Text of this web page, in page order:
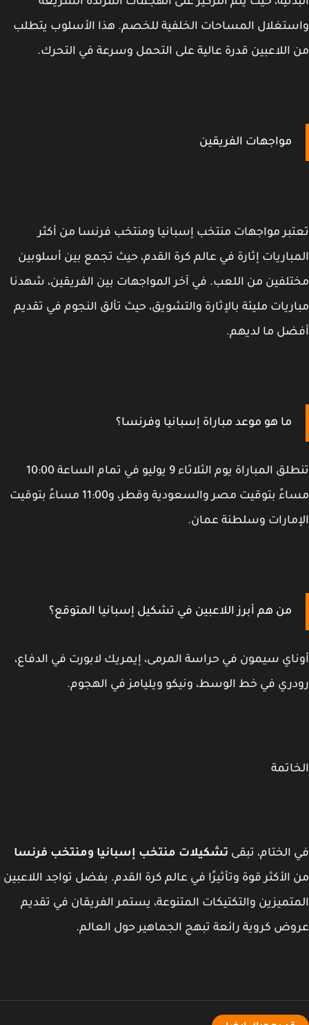
المساحات الخلفية للخصم. هذا الأسلوب يتطلب
اللاعبين قدرة عالية على التحمل وسرعة في التحرك.
مواجهات الفريقين
مواجهات منتخب إسبانيا ومنتخب فرنسا من أكثر
إثارة في عالم كرة القدم، حيث تجمع بين أسلوبين
من اللعب. في آخر المواجهات بين الفريقين، شهدنا
مليئة بالإثارة والتشويق، حيث تألق النجوم في تقديم
ما لديهم.
ما هو موعد مباراة إسبانيا وفرنسا؟
تنطلق المباراة يوم الثلاثاء 9 يوليو في تمام الساعة 10:00
مساءً بتوقيت مصر والسعودية وقطر، و11:00 مساءً بتوقيت
وسلطنة عمان.
من هم أبرز اللاعبين في تشكيل إسبانيا المتوقع؟
سيمون في حراسة المرمى، إيمريك لابورت في الدفاع،
في خط الوسط، ونيكو ويليامز في الهجوم.
تبقىتشكيلات منتخب إسبانيا ومنتخب فرنسا
قوة وتأثيرًا في عالم كرة القدم. بفضل تواجد اللاعبين
والتكتيكات المتنوعة، يستمر الفريقان في تقديم
كروية رائعة تبهج الجماهير حول العالم.